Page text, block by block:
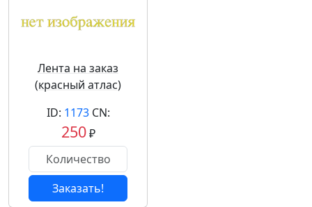
Лента на заказ
(красный атлас)
ID: 1173CN:
250₽
Заказать!